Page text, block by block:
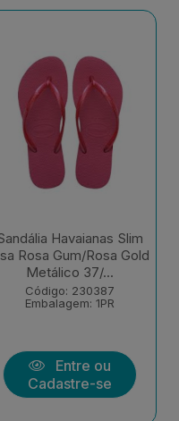
Havaianas Slim
Rosa Gum/Rosa Gold
Metálico 37/...
Código: 230387
Embalagem: 1PR
Entre ou
Cadastre-se